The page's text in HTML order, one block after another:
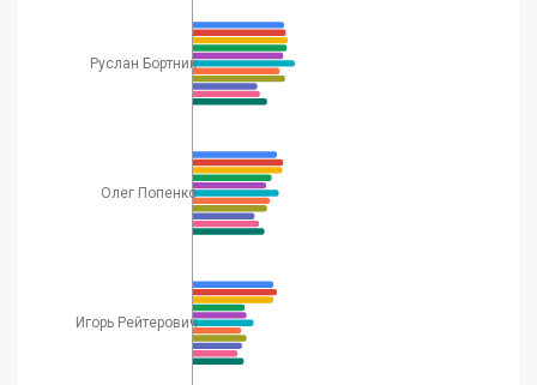
Руслан Бортник
Олег Попенко
Игорь Рейтерович